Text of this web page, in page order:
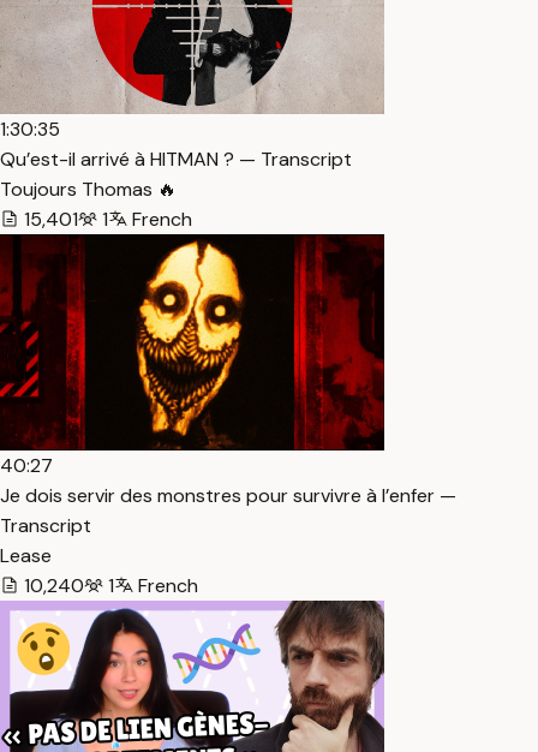
1:30:35
Qu’est-il arrivé à HITMAN ? — Transcript
Toujours Thomas 🔥
15,401
1 French
40:27
Je dois servir des monstres pour survivre à l’enfer —
Transcript
Lease
10,240
1 French